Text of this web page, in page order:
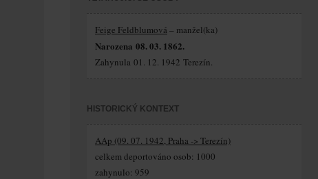
Feige Feldblumová – manžel(ka)
Narozena 08. 03. 1862.
Zahynula 01. 12. 1942 Terezín.
HISTORICKÝ KONTEXT
AAp (09. 07. 1942, Praha -> Terezín)
celkem deportováno osob: 1000
zahynulo: 959